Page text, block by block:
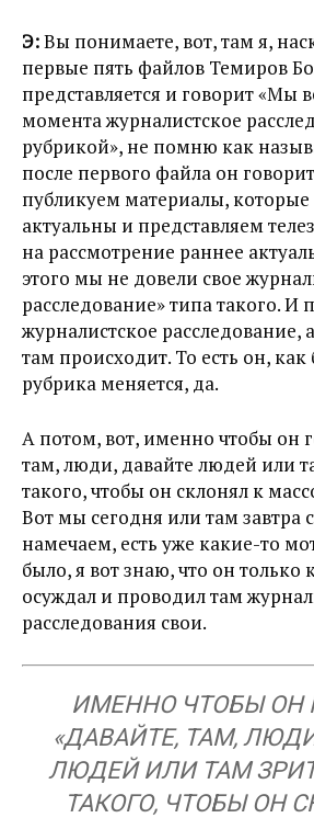
Э:Вы понимаете, вот, там я,
первые пять файлов Темиров
представляется и говорит «Мы
момента журналистское
рубрикой», не помню как
после первого файла он
публикуем материалы, которые
актуальны и представляем
на рассмотрение раннее
этого мы не довели свое
расследование» типа такого. И
журналистское расследование,
там происходит. То есть он, как
рубрика меняется, да.
А потом, вот, именно чтобы он
там, люди, давайте людей или
такого, чтобы он склонял к
Вот мы сегодня или там завтра
намечаем, есть уже какие-то
было, я вот знаю, что он только
осуждал и проводил там
расследования свои.
ИМЕННО ЧТОБЫ ОН
«ДАВАЙТЕ, ТАМ,
ЛЮДЕЙ ИЛИ ТАМ
ТАКОГО, ЧТОБЫ ОН